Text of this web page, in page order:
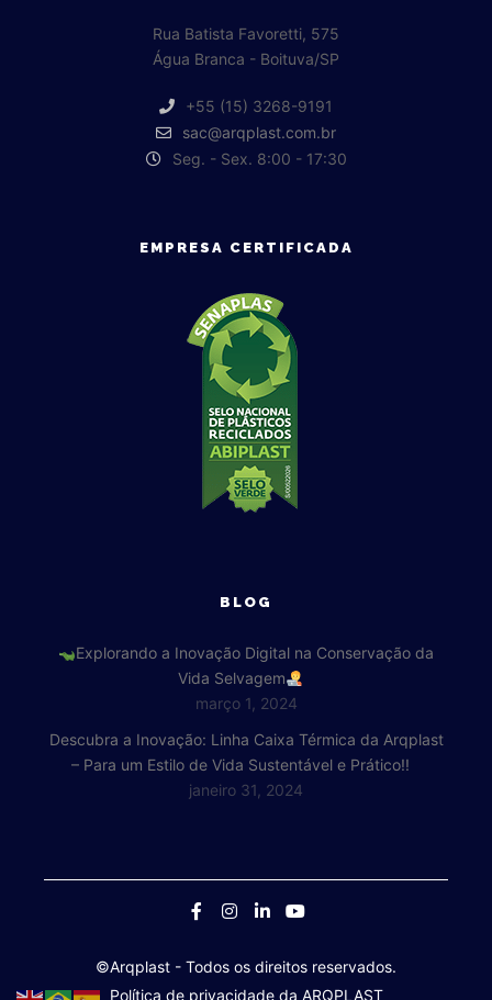
Rua Batista Favoretti, 575
Água Branca - Boituva/SP
+55 (15) 3268-9191
sac@arqplast.com.br
Seg. - Sex. 8:00 - 17:30
EMPRESA CERTIFICADA
BLOG
Explorando a Inovação Digital na Conservação da
Vida Selvagem
março 1, 2024
Descubra a Inovação: Linha Caixa Térmica da Arqplast
– Para um Estilo de Vida Sustentável e Prático!!
janeiro 31, 2024
©Arqplast - Todos os direitos reservados.
Política de privacidade da ARQPLAST